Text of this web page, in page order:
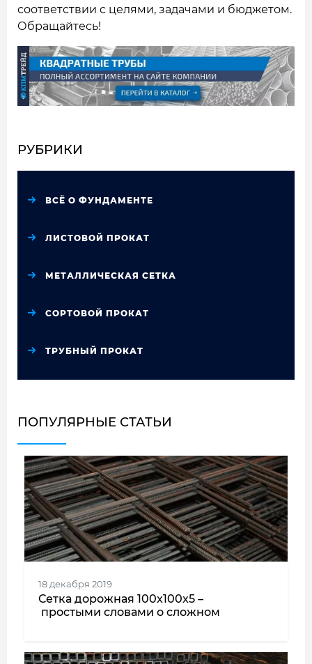
соответствии с целями, задачами и бюджетом.
Обращайтесь!
РУБРИКИ
ВСЁ О ФУНДАМЕНТЕ
ЛИСТОВОЙ ПРОКАТ
МЕТАЛЛИЧЕСКАЯ СЕТКА
СОРТОВОЙ ПРОКАТ
ТРУБНЫЙ ПРОКАТ
ПОПУЛЯРНЫЕ СТАТЬИ
18 декабря 2019
Сетка дорожная 100x100x5 –
простыми словами о сложном